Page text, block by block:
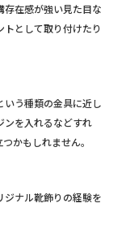
存在感が強い見た目な
として取り付けたり
いう種類の金具に近し
ンを入れるなどすれ
かもしれません。
ジナル靴飾りの経験を